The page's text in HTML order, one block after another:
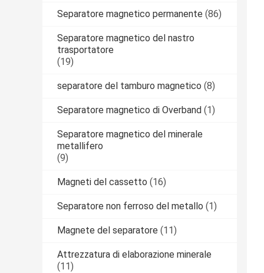
Separatore magnetico permanente (86)
Separatore magnetico del nastro
trasportatore
(19)
separatore del tamburo magnetico (8)
Separatore magnetico di Overband (1)
Separatore magnetico del minerale
metallifero
(9)
Magneti del cassetto (16)
Separatore non ferroso del metallo (1)
Magnete del separatore (11)
Attrezzatura di elaborazione minerale
(11)